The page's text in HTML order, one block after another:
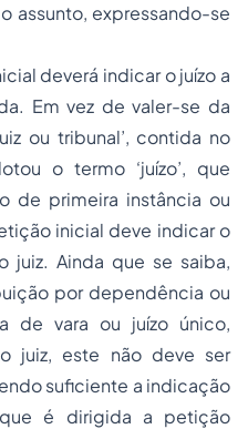
assunto, expressando-se
deverá indicar o juízo a
Em vez de valer-se da
ou tribunal’, contida no
o termo ‘juízo’, que
de primeira instância ou
inicial deve indicar o
juiz. Ainda que se saiba,
por dependência ou
de vara ou juízo único,
juiz, este não deve ser
suficiente a indicação
é dirigida a petição